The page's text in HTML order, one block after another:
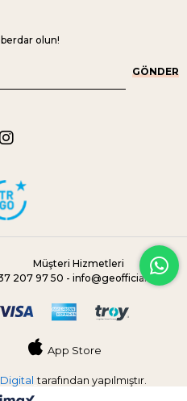
olun!
GÖNDER
Müşteri Hizmetleri
207 97 50 -info@geofficial.com
App Store
tarafından yapılmıştır.